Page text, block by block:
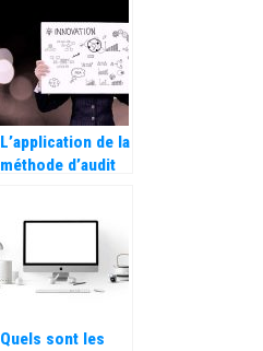
L’application de la
méthode d’audit
Quels sont les